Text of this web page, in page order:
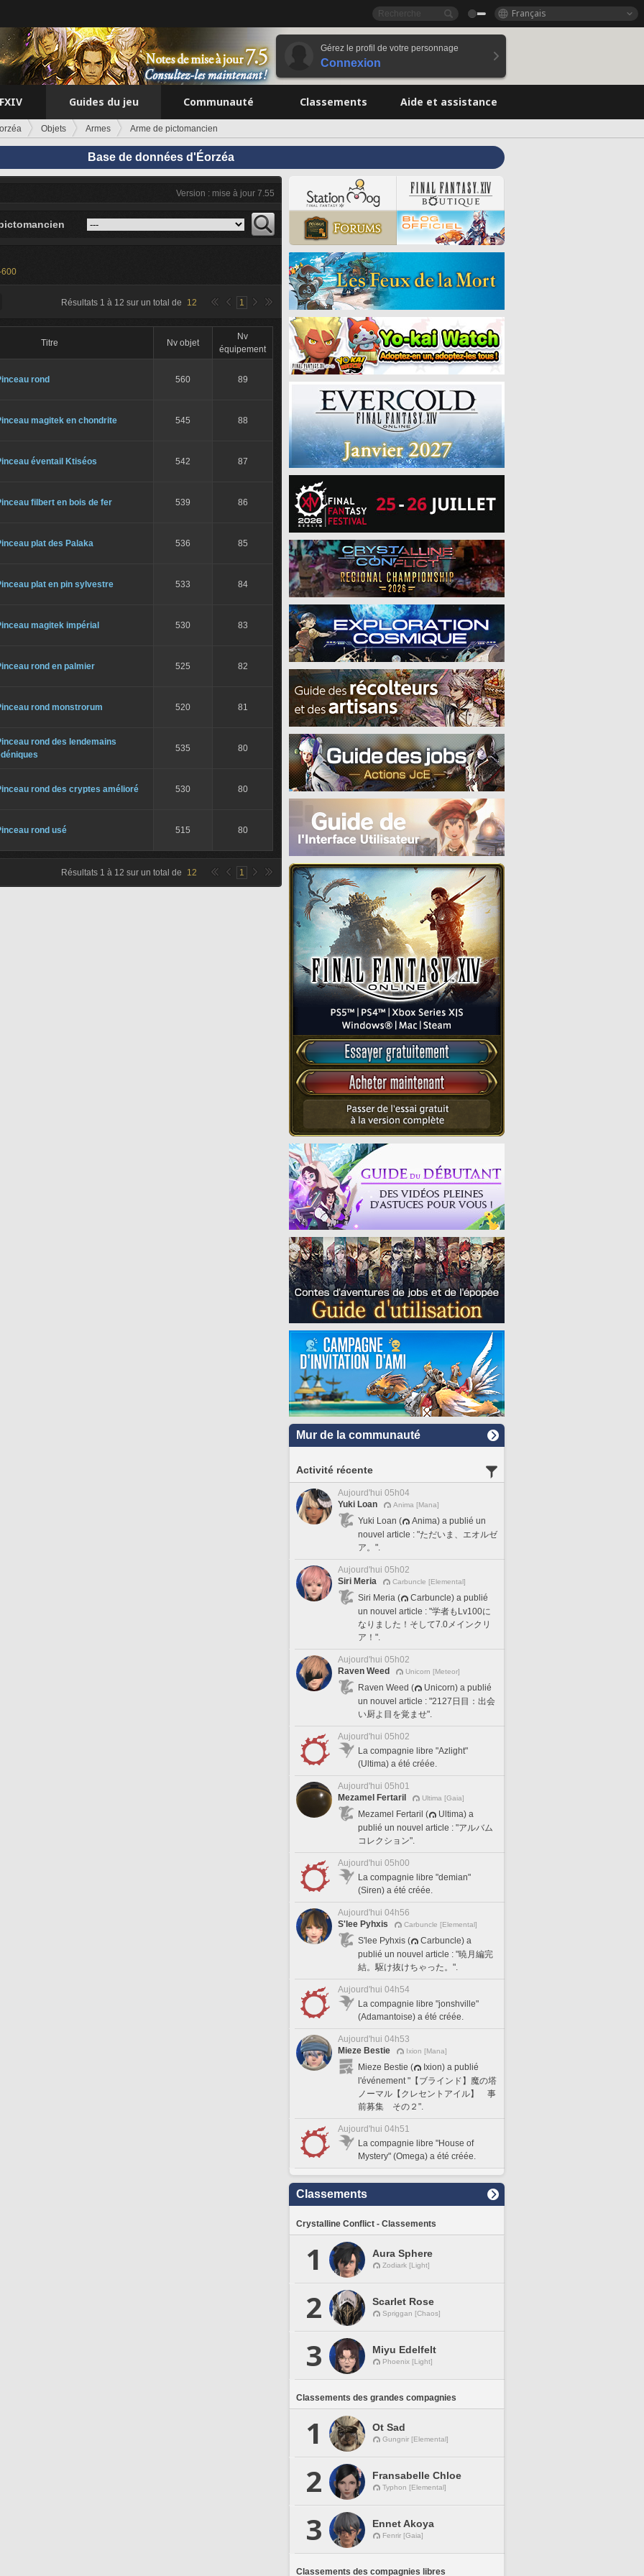
Français
Gérez le profil de votre personnage
Connexion
Guides du jeu Communauté Classements Aide et assistance
Objets Armes Arme de pictomancien
Base de données d'Éorzéa
Version : mise à jour 7.55
Résultats 1 à 12 sur un total de 12 1
Titre Nv objet
Nv
équipement
rond 560 89
magitek en chondrite 545 88
éventail Ktiséos 542 87
filbert en bois de fer 539 86
plat des Palaka 536 85
plat en pin sylvestre 533 84
magitek impérial 530 83
rond en palmier 525 82
rond monstrorum 520 81
rond des lendemains
535 80
rond des cryptes amélioré 530 80
rond usé 515 80
Résultats 1 à 12 sur un total de 12 1
Mur de la communauté
Activité récente
Aujourd'hui 05h04
Yuki Loan
Anima [Mana]
Yuki Loan (
Anima) a publié un
nouvel article : "ただいま、エオルゼ
ア。".
Aujourd'hui 05h02
Siri Meria
Carbuncle [Elemental]
Siri Meria (
Carbuncle) a publié
un nouvel article : "学者もLv100に
なりました！そして7.0メインクリ
ア！".
Aujourd'hui 05h02
Raven Weed
Unicorn [Meteor]
Raven Weed (
Unicorn) a publié
un nouvel article : "2127日目：出会
い厨よ目を覚ませ".
Aujourd'hui 05h02
La compagnie libre "Azlight"
(Ultima) a été créée.
Aujourd'hui 05h01
Mezamel Fertaril
Ultima [Gaia]
Mezamel Fertaril (
Ultima) a
publié un nouvel article : "アルバム
コレクション".
Aujourd'hui 05h00
La compagnie libre "demian"
(Siren) a été créée.
Aujourd'hui 04h56
S'lee Pyhxis
Carbuncle [Elemental]
S'lee Pyhxis (
Carbuncle) a
publié un nouvel article : "暁月編完
結。駆け抜けちゃった。".
Aujourd'hui 04h54
La compagnie libre "jonshville"
(Adamantoise) a été créée.
Aujourd'hui 04h53
Mieze Bestie
Ixion [Mana]
Mieze Bestie (
Ixion) a publié
l'événement "【ブラインド】魔の塔
ノーマル【クレセントアイル】 事
前募集 その２".
Aujourd'hui 04h51
La compagnie libre "House of
Mystery" (Omega) a été créée.
Classements
Crystalline Conflict - Classements
1 Aura Sphere
Zodiark [Light]
2 Scarlet Rose
Spriggan [Chaos]
3 Miyu Edelfelt
Phoenix [Light]
Classements des grandes compagnies
1 Ot Sad
Gungnir [Elemental]
2 Fransabelle Chloe
Typhon [Elemental]
3 Ennet Akoya
Fenrir [Gaia]
Classements des compagnies libres